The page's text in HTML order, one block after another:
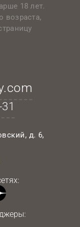
18 лет.
возраста,
д. 6,